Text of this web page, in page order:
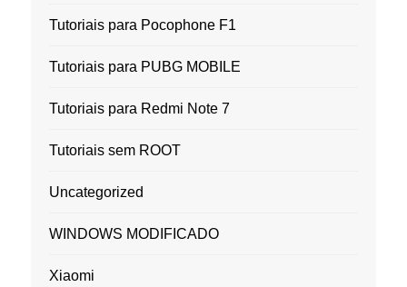
Tutoriais para Pocophone F1
Tutoriais para PUBG MOBILE
Tutoriais para Redmi Note 7
Tutoriais sem ROOT
Uncategorized
WINDOWS MODIFICADO
Xiaomi